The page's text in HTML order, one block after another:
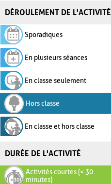
DÉROULEMENT DE L'ACTIVITÉ
Sporadiques
En plusieurs séances
En classe seulement
Hors classe
En classe et hors classe
DURÉE DE L'ACTIVITÉ
Activités courtes (< 30
minutes)